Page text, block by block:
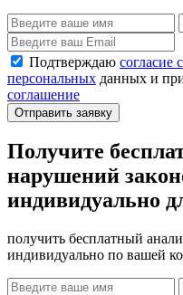
Подтверждаю согласие
персональных данных и
соглашение
Отправить заявку
Получите
нарушений
индивидуально
получить бесплатный
индивидуально по вашей